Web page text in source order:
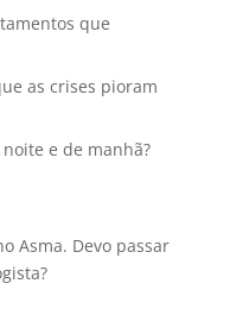
que
as crises pioram
e de manhã?
Asma. Devo passar